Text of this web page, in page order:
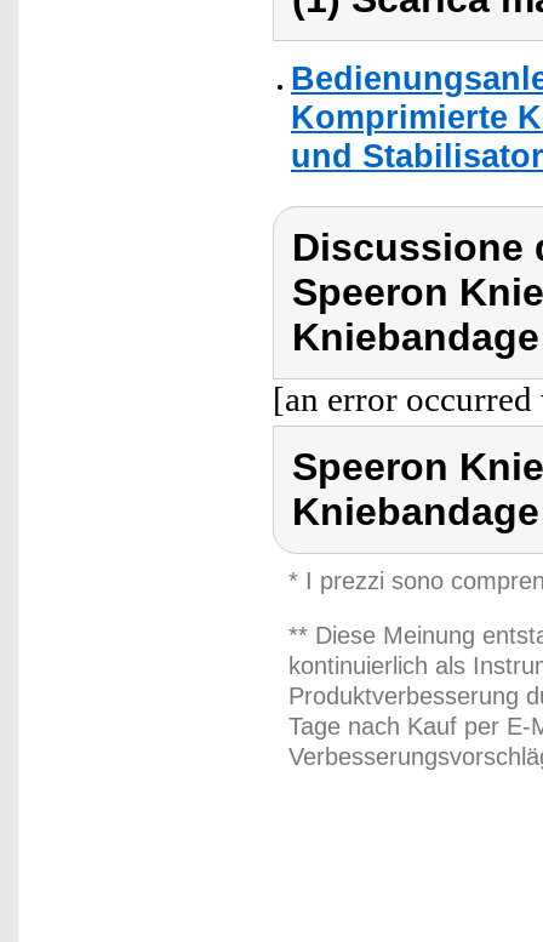
Komprimierte
und
Discussione
Speeron
[an error
Speeron
* I prezzi sono
** Diese Meinung
kontinuierlich als
Produktverbesserung
Tage nach Kauf per E-